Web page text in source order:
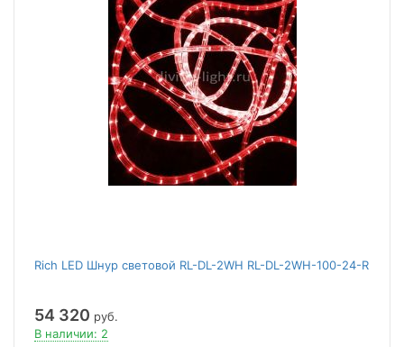
Rich LED Шнур световой RL-DL-2WH RL-DL-2WH-100-24-R
54 320 руб.
В наличии: 2